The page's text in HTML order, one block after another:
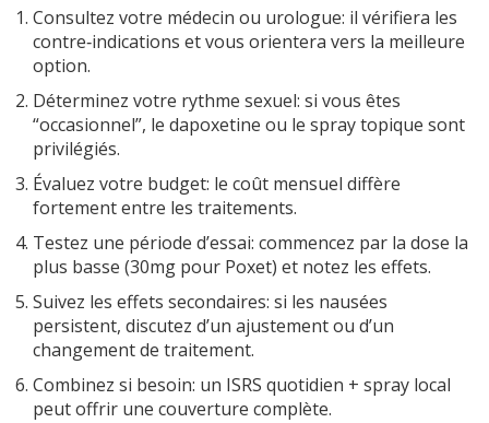
Consultez votre médecin ou urologue: il vérifiera les
contre‑indications et vous orientera vers la meilleure
option.
Déterminez votre rythme sexuel: si vous êtes
“occasionnel”, le dapoxetine ou le spray topique sont
privilégiés.
Évaluez votre budget: le coût mensuel diffère
fortement entre les traitements.
Testez une période d’essai: commencez par la dose la
plus basse (30mg pour Poxet) et notez les effets.
Suivez les effets secondaires: si les nausées
persistent, discutez d’un ajustement ou d’un
changement de traitement.
Combinez si besoin: un ISRS quotidien + spray local
peut offrir une couverture complète.